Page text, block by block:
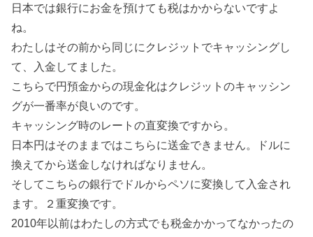
日本では銀行にお金を預けても税はかからないですよ
ね。
わたしはその前から同じにクレジットでキャッシングし
て、入金してました。
こちらで円預金からの現金化はクレジットのキャッシン
グが一番率が良いのです。
キャッシング時のレートの直変換ですから。
日本円はそのままではこちらに送金できません。ドルに
換えてから送金しなければなりません。
そしてこちらの銀行でドルからペソに変換して入金され
ます。２重変換です。
2010年以前はわたしの方式でも税金かかってなかったの